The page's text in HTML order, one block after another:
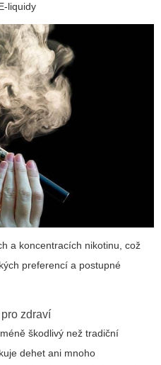
liquidy
a koncentracích nikotinu, což
preferencí a postupné
zdraví
škodlivý než tradiční
dehet ani mnoho